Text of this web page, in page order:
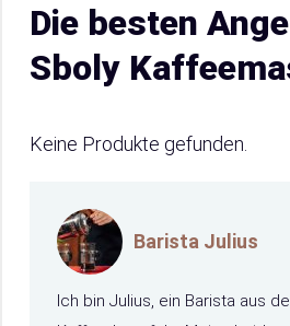
Die besten
Sboly
Keine Produkte gefunden.
Barista Julius
Ich bin Julius, ein Barista aus